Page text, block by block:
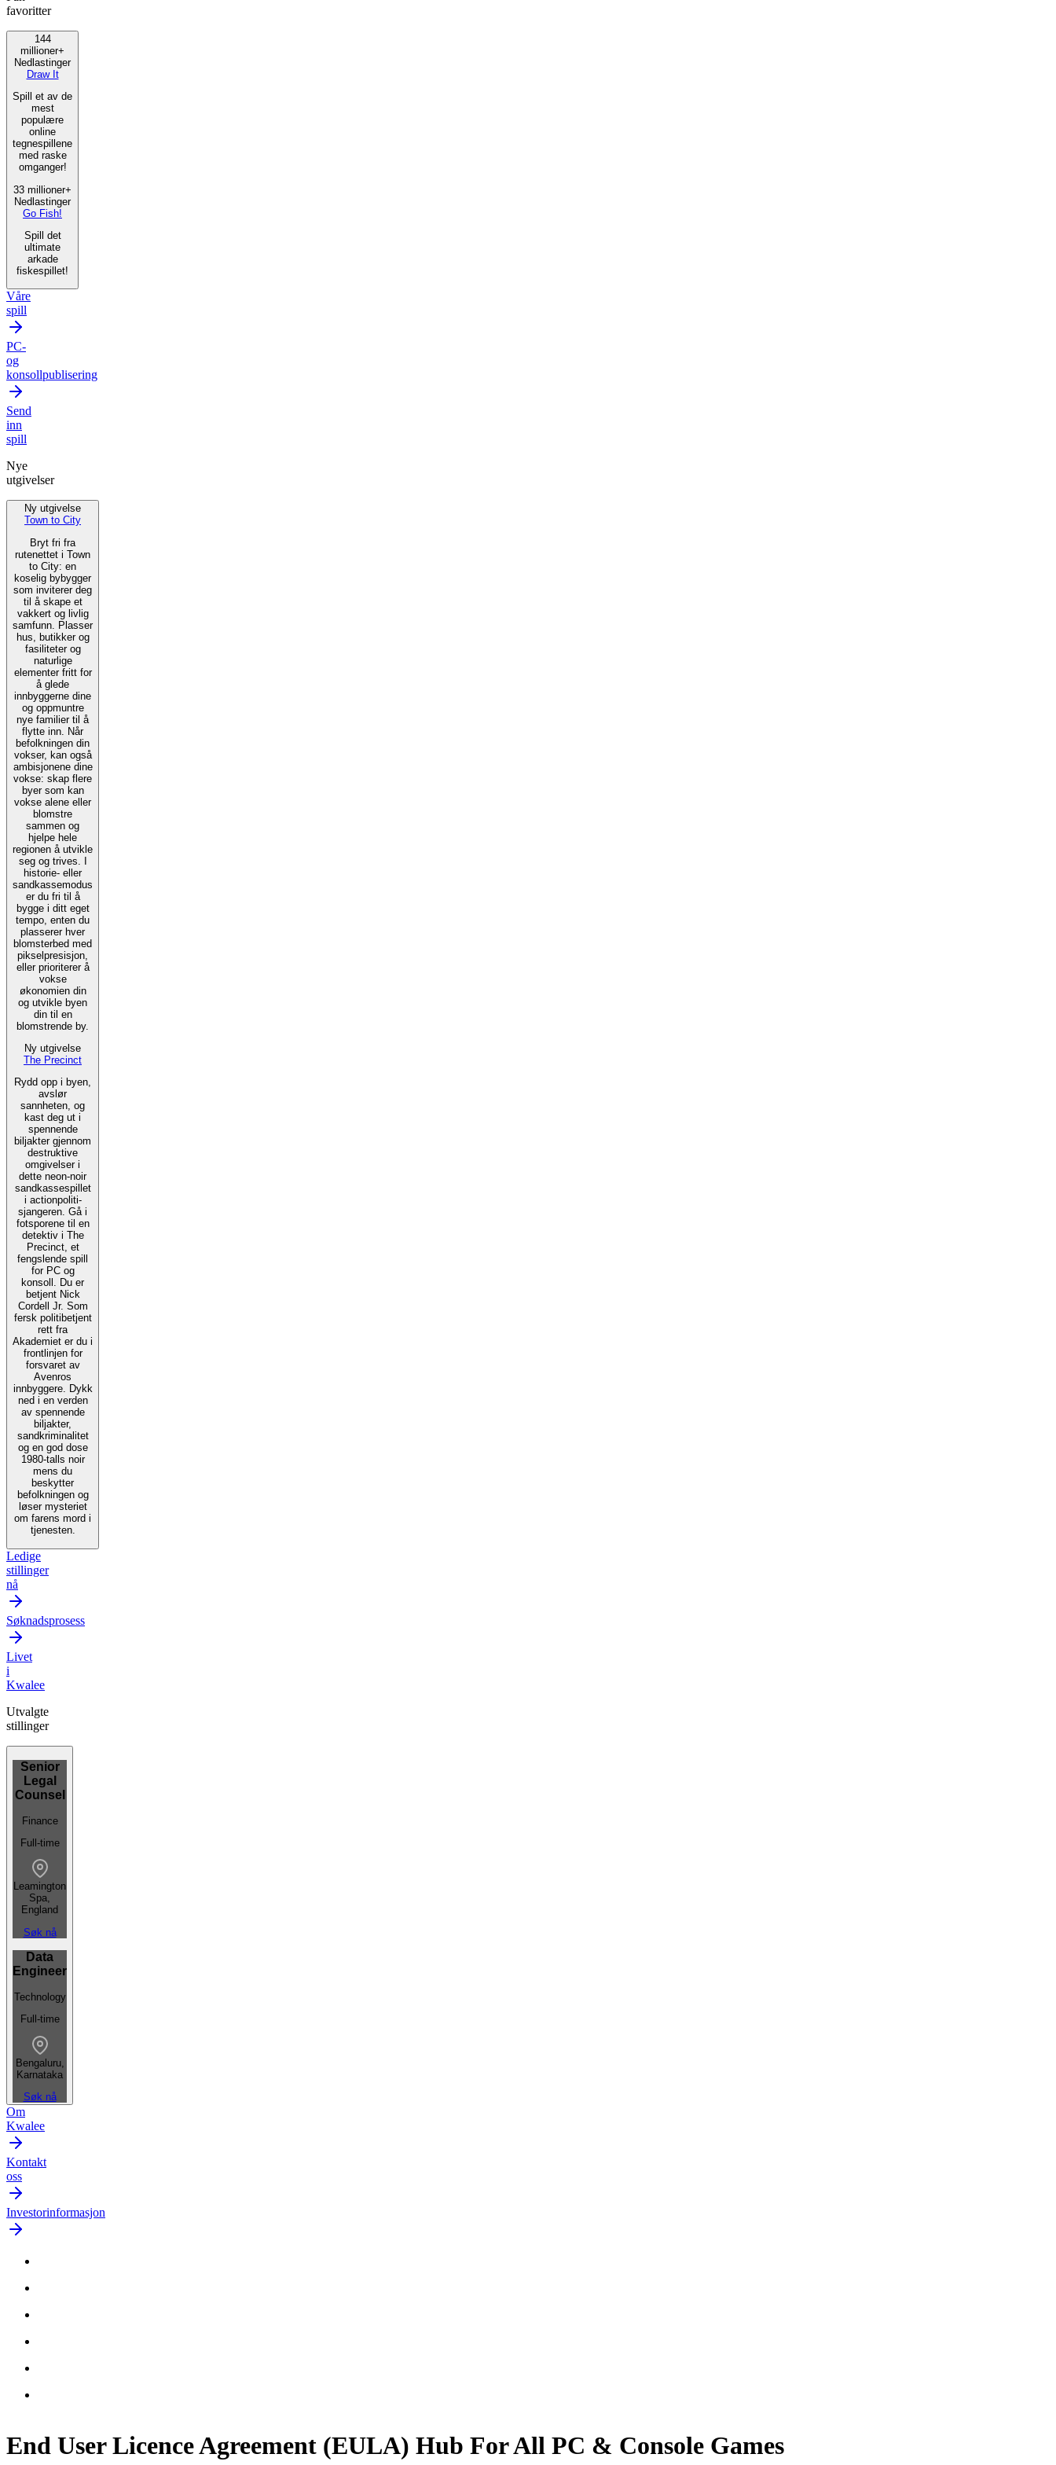
favoritter
144
millioner+
Nedlastinger
Draw It
Spill et av de
mest
populære
online
tegnespillene
med raske
omganger!
33 millioner+
Nedlastinger
Go Fish!
Spill det
ultimate
arkade
fiskespillet!
Våre
spill
PC-
og
konsollpublisering
Send
inn
spill
Nye
utgivelser
Ny utgivelse
Town to City
Bryt fri fra
rutenettet i Town
to City: en
koselig bybygger
som inviterer deg
til å skape et
vakkert og livlig
samfunn. Plasser
hus, butikker og
fasiliteter og
naturlige
elementer fritt for
å glede
innbyggerne dine
og oppmuntre
nye familier til å
flytte inn. Når
befolkningen din
vokser, kan også
ambisjonene dine
vokse: skap flere
byer som kan
vokse alene eller
blomstre
sammen og
hjelpe hele
regionen å utvikle
seg og trives. I
historie- eller
sandkassemodus
er du fri til å
bygge i ditt eget
tempo, enten du
plasserer hver
blomsterbed med
pikselpresisjon,
eller prioriterer å
vokse
økonomien din
og utvikle byen
din til en
blomstrende by.
Ny utgivelse
The Precinct
Rydd opp i byen,
avslør
sannheten, og
kast deg ut i
spennende
biljakter gjennom
destruktive
omgivelser i
dette neon-noir
sandkassespillet
i actionpoliti-
sjangeren. Gå i
fotsporene til en
detektiv i The
Precinct, et
fengslende spill
for PC og
konsoll. Du er
betjent Nick
Cordell Jr. Som
fersk politibetjent
rett fra
Akademiet er du i
frontlinjen for
forsvaret av
Avenros
innbyggere. Dykk
ned i en verden
av spennende
biljakter,
sandkriminalitet
og en god dose
1980-talls noir
mens du
beskytter
befolkningen og
løser mysteriet
om farens mord i
tjenesten.
Ledige
stillinger
nå
Søknadsprosess
Livet
i
Kwalee
Utvalgte
stillinger
Senior
Legal
Counsel
Finance
Full-time
Leamington
Spa,
England
Søk nå
Data
Engineer
Technology
Full-time
Bengaluru,
Karnataka
Søk nå
Om
Kwalee
Kontakt
oss
Investorinformasjon
End User Licence Agreement (EULA) Hub For All PC & Console Games